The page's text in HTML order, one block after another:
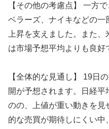
【その他の考慮点】 一方
ベラーズ、ナイキなどの
上昇を支えました。また
は市場予想平均よりも良好
【全体的な見通し】 19日
開が予想されます。日経
のの、上値が重い動きを
的な売買が期待しにくい